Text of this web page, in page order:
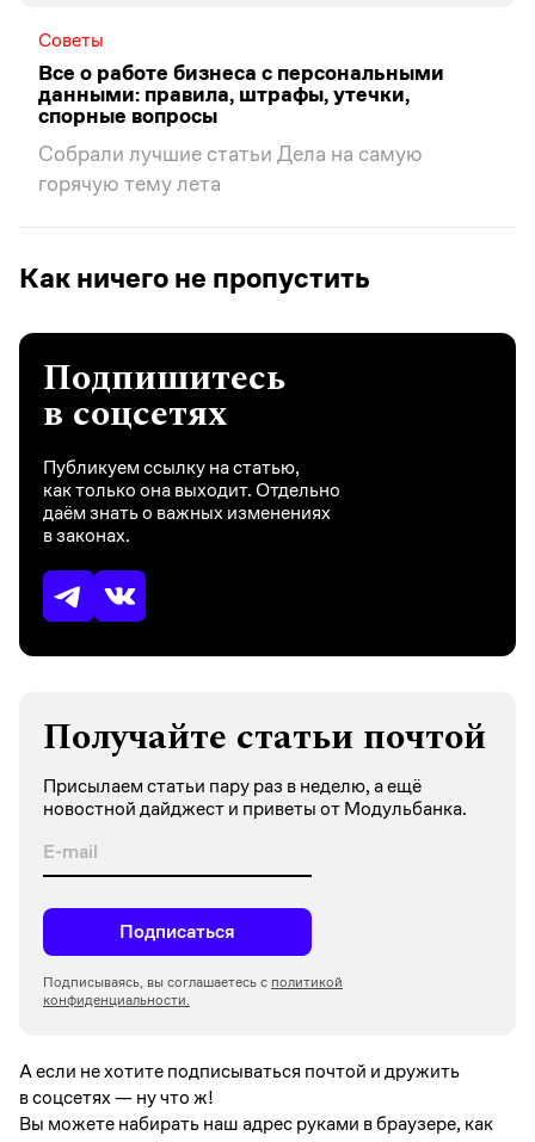
Советы
Все о работе бизнеса с персональными
данными: правила, штрафы, утечки,
спорные вопросы
Собрали лучшие статьи Дела на самую
горячую тему лета
Как ничего не пропустить
Подпишитесь
в соцсетях
Публикуем ссылку на статью,
как только она выходит. Отдельно
даём знать о важных изменениях
в законах.
Получайте статьи почтой
Присылаем статьи пару раз в неделю, а ещё
новостной дайджест и приветы от Модульбанка.
Подписаться
Подписываясь, вы соглашаетесь с политикой
конфиденциальности.
А если не хотите подписываться почтой и дружить
в соцсетях —ну что ж!
Вы можете набирать наш адрес руками в браузере, как